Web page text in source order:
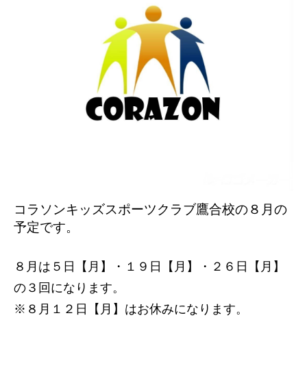
コラソンキッズスポーツクラブ鷹合校の８ 月の
予定です。
８月は５日【月 】・１９日【月】・２６日【月】
の３ 回になります。
※８月１２日【月】はお休みになります。